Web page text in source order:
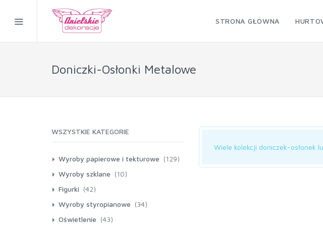
STRONA GŁÓWNA
Doniczki-Osłonki Metalowe
WSZYSTKIE KATEGORIE
Wyroby papierowe i tekturowe (129)
Pudełka do kwiatów (Flower Box)
Wyroby szklane (10)
Szklane Naczynia Wiszące: Fiolki,
(4)
Figurki (42)
Aniołki (15)
Wyroby styropianowe (34)
Obręcze styropianowe
Oświetlenie (43)
Wiele kolekcji doniczek-osłonek